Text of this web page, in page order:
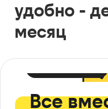
удобно -
месяц
Все